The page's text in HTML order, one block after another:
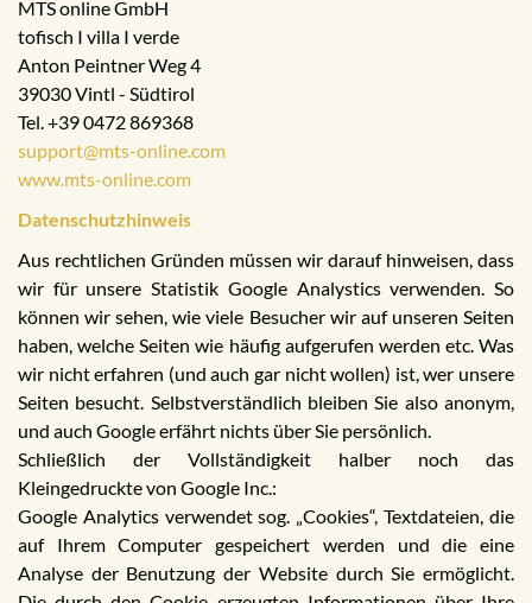
MTS online GmbH
tofisch I villa I verde
Anton Peintner Weg 4
39030 Vintl - Südtirol
Tel. +39 0472 869368
support@mts-online.com
www.mts-online.com
Datenschutzhinweis
Aus rechtlichen Gründen müssen wir darauf hinweisen, dass
wir für unsere Statistik Google Analystics verwenden. So
können wir sehen, wie viele Besucher wir auf unseren Seiten
haben, welche Seiten wie häufig aufgerufen werden etc. Was
wir nicht erfahren (und auch gar nicht wollen) ist, wer unsere
Seiten besucht. Selbstverständlich bleiben Sie also anonym,
und auch Google erfährt nichts über Sie persönlich.
Schließlich der Vollständigkeit halber noch das
Kleingedruckte von Google Inc.:
Google Analytics verwendet sog. „Cookies“, Textdateien, die
auf Ihrem Computer gespeichert werden und die eine
Analyse der Benutzung der Website durch Sie ermöglicht.